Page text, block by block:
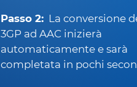
Passo 2: La conversione
3GP ad AAC inizierà
automaticamente e sarà
completata in pochi